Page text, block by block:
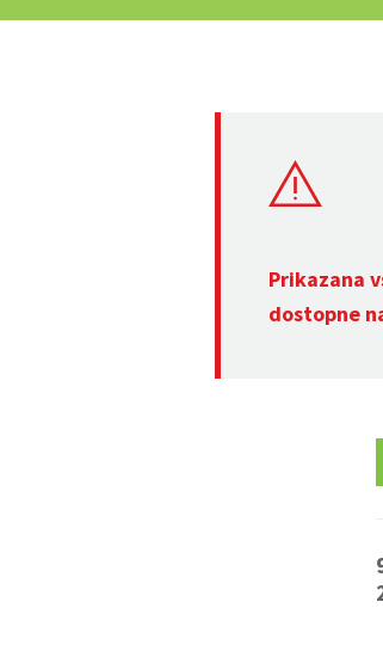
Prikazana
dostopne